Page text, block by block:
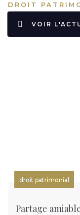
DROIT
VOIR
droit patrimonial
Partage